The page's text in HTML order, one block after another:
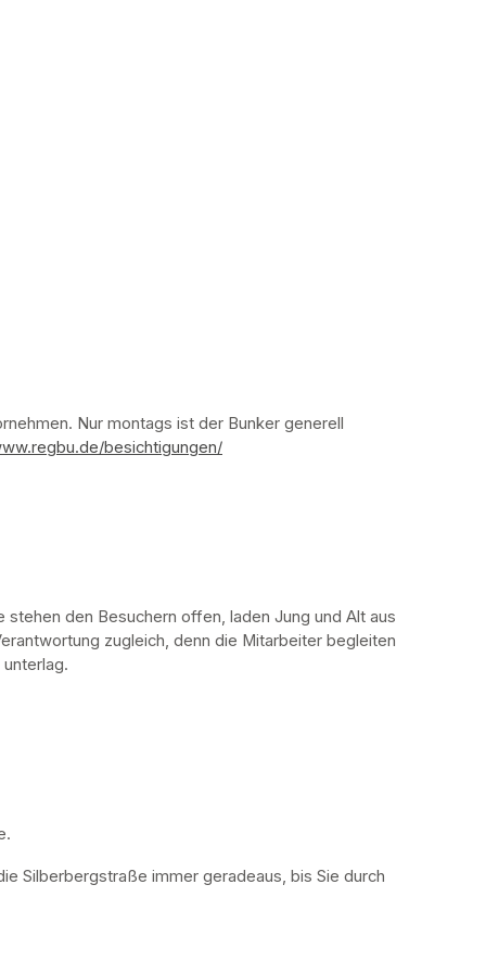
Nur montags ist der Bunker generell
besichtigungen/
den Besuchern offen, laden Jung und Alt aus
zugleich, denn die Mitarbeiter begleiten
Silberbergstraße immer geradeaus, bis Sie durch